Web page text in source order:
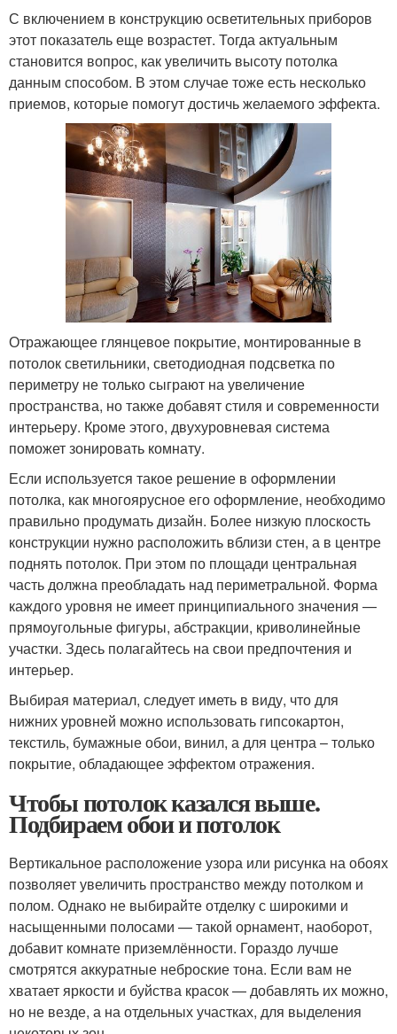
С включением в конструкцию осветительных приборов
этот показатель еще возрастет. Тогда актуальным
становится вопрос, как увеличить высоту потолка
данным способом. В этом случае тоже есть несколько
приемов, которые помогут достичь желаемого эффекта.
Отражающее глянцевое покрытие, монтированные в
потолок светильники, светодиодная подсветка по
периметру не только сыграют на увеличение
пространства, но также добавят стиля и современности
интерьеру. Кроме этого, двухуровневая система
поможет зонировать комнату.
Если используется такое решение в оформлении
потолка, как многоярусное его оформление, необходимо
правильно продумать дизайн. Более низкую плоскость
конструкции нужно расположить вблизи стен, а в центре
поднять потолок. При этом по площади центральная
часть должна преобладать над периметральной. Форма
каждого уровня не имеет принципиального значения —
прямоугольные фигуры, абстракции, криволинейные
участки. Здесь полагайтесь на свои предпочтения и
интерьер.
Выбирая материал, следует иметь в виду, что для
нижних уровней можно использовать гипсокартон,
текстиль, бумажные обои, винил, а для центра – только
покрытие, обладающее эффектом отражения.
Чтобы потолок казался выше.
Подбираем обои и потолок
Вертикальное расположение узора или рисунка на обоях
позволяет увеличить пространство между потолком и
полом. Однако не выбирайте отделку с широкими и
насыщенными полосами — такой орнамент, наоборот,
добавит комнате приземлённости. Гораздо лучше
смотрятся аккуратные неброские тона. Если вам не
хватает яркости и буйства красок — добавлять их можно,
но не везде, а на отдельных участках, для выделения